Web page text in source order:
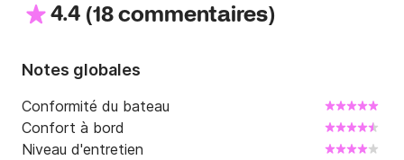
4.4 (18 commentaires)
Notes globales
Conformité du bateau
Confort à bord
Niveau d'entretien